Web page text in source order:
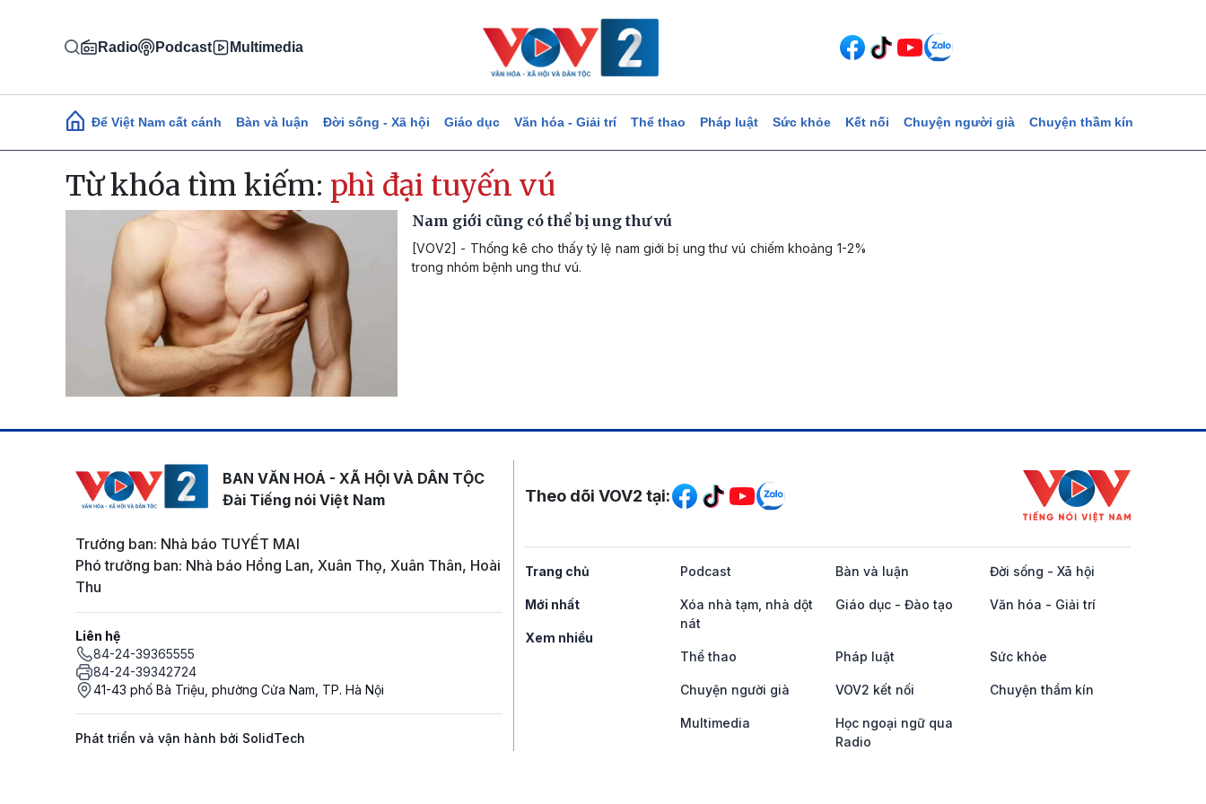
Radio Podcast Multimedia
Main navigation
Để Việt Nam cất cánh Bàn và luận Đời sống - Xã hội Giáo dục Văn hóa - Giải trí Thể thao Pháp luật Sức khỏe Kết nối Chuyện người già Chuyện thầm kín
Từ khóa tìm kiếm: phì đại tuyến vú
Nam giới cũng có thể bị ung thư vú
[VOV2] - Thống kê cho thấy tỷ lệ nam giới bị ung thư vú chiếm khoảng 1-2%
trong nhóm bệnh ung thư vú.
BAN VĂN HOÁ - XÃ HỘI VÀ DÂN TỘC
Đài Tiếng nói Việt Nam
Trưởng ban: Nhà báo TUYẾT MAI
Phó trưởng ban: Nhà báo Hồng Lan, Xuân Thọ, Xuân Thân, Hoài
Thu
Liên hệ
84-24-39365555
84-24-39342724
41-43 phố Bà Triệu, phường Cửa Nam, TP. Hà Nội
Phát triển và vận hành bởi SolidTech
Mạng xã hội
Theo dõi VOV2 tại:
Trang chủ
Mới nhất
Xem nhiều
Podcast Bàn và luận Đời sống - Xã hội
Xóa nhà tạm, nhà dột
nát
Giáo dục - Đào tạo Văn hóa - Giải trí
Thể thao Pháp luật Sức khỏe
Chuyện người già VOV2 kết nối Chuyện thầm kín
Multimedia
Học ngoại ngữ qua
Radio